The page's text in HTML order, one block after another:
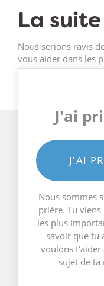
La suite
Nous serions ravis
vous aider dans les
J'ai
J'AI
Nous sommes
prière. Tu
les plus
savoir que tu
voulons t'aider
sujet de ta